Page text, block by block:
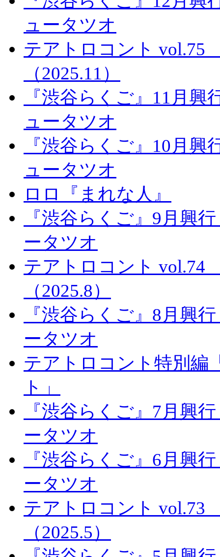
ュータツオ
テアトロコント
（2025.11）
『渋谷らくご』11月
ュータツオ
『渋谷らくご』10月
ュータツオ
ロロ『まれな人』
『渋谷らくご』9月興
ータツオ
テアトロコント
（2025.8）
『渋谷らくご』8月興
ータツオ
テアトロコント特別編
ト」
『渋谷らくご』7月興
ータツオ
『渋谷らくご』6月興
ータツオ
テアトロコント
（2025.5）